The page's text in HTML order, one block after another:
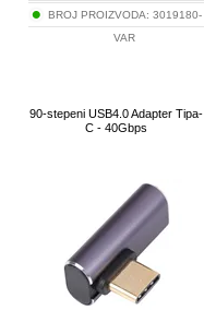
BROJ PROIZVODA: 3019180-
VAR
90-stepeni USB4.0 Adapter Tipa-
C - 40Gbps